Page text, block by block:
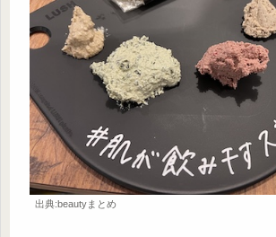
出典:beautyまとめ